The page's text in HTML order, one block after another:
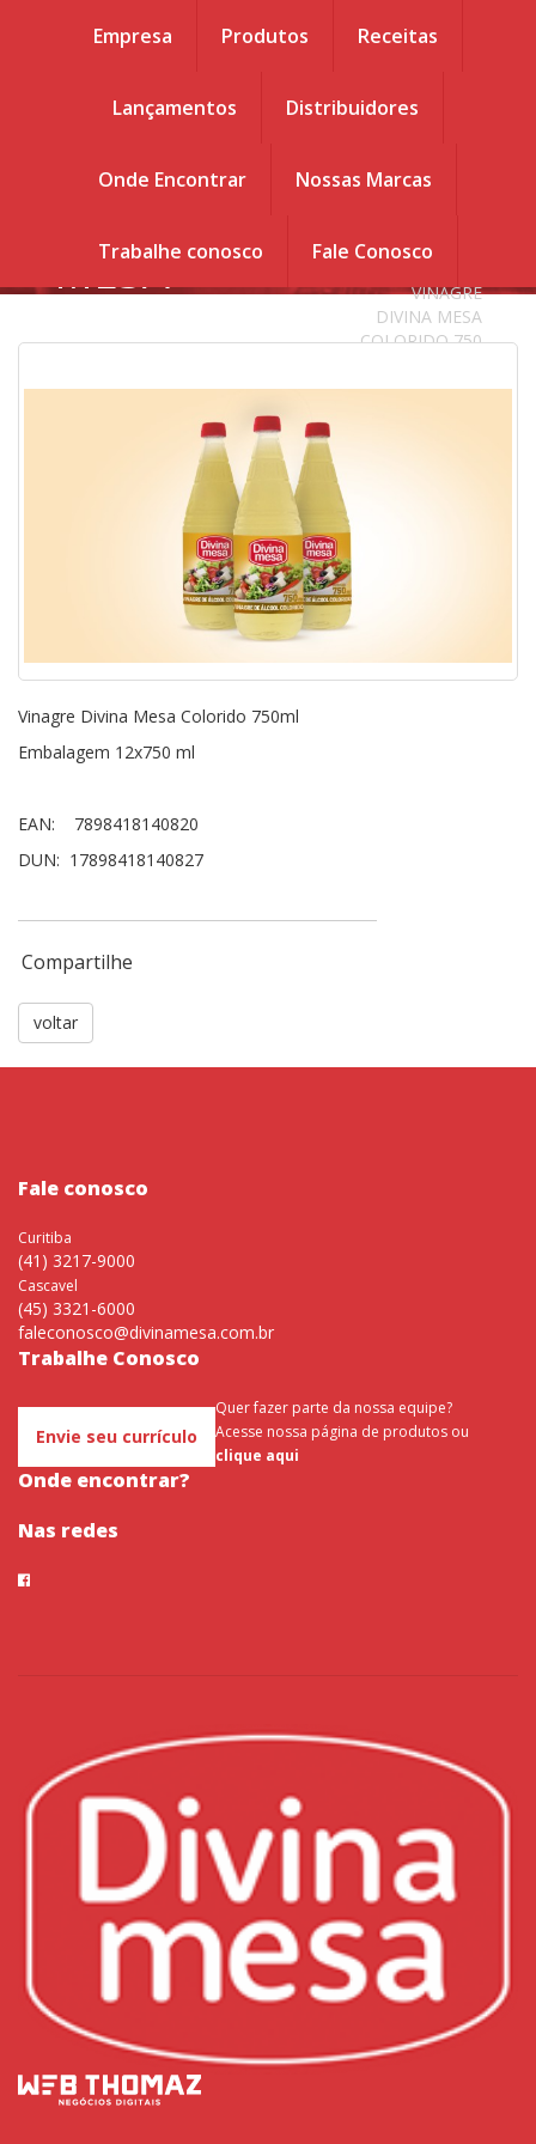
Empresa Produtos Receitas
Lançamentos Distribuidores
Onde Encontrar Nossas Marcas
Trabalhe conosco Fale Conosco
VINAGRE
MESA
VINAGRE
ml
. Produtos
VINAGRE
DIVINA MESA
COLORIDO 750
Vinagre Divina Mesa Colorido 750ml
Embalagem 12x750 ml
EAN: 7898418140820
DUN: 17898418140827
Compartilhe
voltar
Fale conosco
Curitiba
(41) 3217-9000
Cascavel
(45) 3321-6000
faleconosco@divinamesa.com.br
Trabalhe Conosco
Quer fazer parte da nossa equipe?
Envie seu currículo
Onde encontrar?
Acesse nossa página de produtos ou
clique aqui
Nas redes